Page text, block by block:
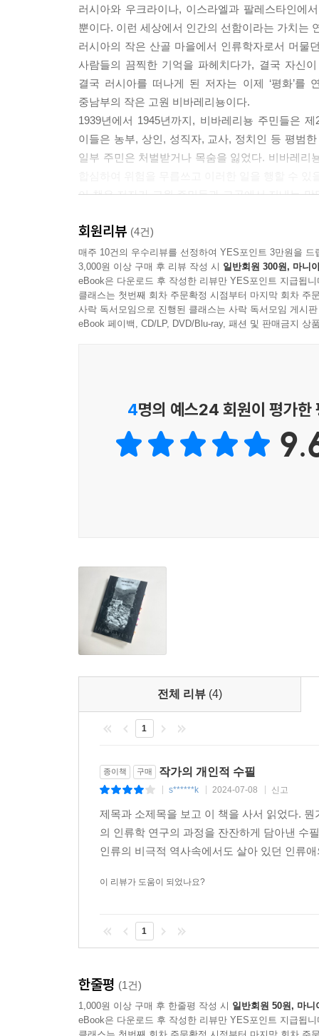
러시아와 우크라이나, 이스라엘과 팔레스타인
뿐이다. 이런 세상에서 인간의 선함이라는 가치는
러시아의 작은 산골 마을에서 인류학자로서 머물
사람들의 끔찍한 기억을 파헤치다가, 결국 자신
결국 러시아를 떠나게 된 저자는 이제 ‘평화’
중남부의 작은 고원 비바레리뇽이다.
1939년에서 1945년까지, 비바레리뇽 주민들은
이들은 농부, 상인, 성직자, 교사, 정치인 등 평범
일부 주민은 처벌받거나 목숨을 잃었다. 비바레
이 책은 저자가 고원 주민들과 그곳에서 지내는
고원이 품은 이야기를 들어보자. 폭력과 혐오에
비로소 배우게 될 것이다.
생을 구원하고 이끄는 사랑의 힘
다니엘 트로크메와 ‘작은 귀뚜라미들’
출신이었다. 그러나 전쟁의 분위기가 고조되던
교류하고, 어떤 사상을 좇아 살지 열정적으로 고
여러 방황을 거쳐 결국 그가 다다른 곳은 비바레
개의 별에서 그 꽃 한 송이만 피어나도 그 별들
하늘을 환하게 비추었을 것이다.
저자는 앙투안 드 생텍쥐페리 역시 프랑스 난
위로하려고 『어린 왕자』를 썼다는 사실을 짚
그려달라고 하고 위로를 구한 것처럼, 다니엘의
구했다. 그러나 다니엘이야말로 그 아이들에게 형
여정이었다.
어린 왕자는 말했다. “꽃 한 송이를 사랑하게 된
사람은 이렇게 생각할 거야. ‘저기 어딘가에 나의
아름다움이 우리를 구원하는 이유는, 밤에 고
얼굴의 아름다움이 모든 얼굴을 환하게 밝히기 때
─12장 〈체렘샤의 노래〉 중에서
다니엘의 이야기는 고원에서 시간을 보내는 저
가문 출신이었기 때문도 아니다. 우리가 결국 다
인류학자라는 모자를 내려놓고
고원에 도착한 저자는 주민들에게 그들의 부모나
벽을 맞닥뜨려 난감하던 차에, 저자는 고원에 ‘망
활동을 조사하려고 이 센터의 거주민들과 인연을
회원리뷰 (4건)
매주 10건의 우수리뷰를 선정하여 YES포인트 3만원을 드
3,000원 이상 구매 후 리뷰 작성 시 일반회원 300원, 마니
eBook은 다운로드 후 작성한 리뷰만 YES포인트 지급됩니
클래스는 첫번째 회차 주문확정 시점부터 마지막 회차 주
사락 독서모임으로 진행된 클래스는 사락 독서모임 게시
eBook 페이백, CD/LP, DVD/Blu-ray, 패션 및 판매금지 상
4명의 예스24 회원이 평가한
전체 리뷰 (4)
1
종이책 구매 작가의 개인적 수필
s******k 2024-07-08 신고
제목과 소제목을 보고 이 책을 사서 읽었다.
의 인류학 연구의 과정을 잔잔하게 담아낸 수
인류의 비극적 역사속에서도 살아 있던 인류
이 리뷰가 도움이 되었나요?
1
한줄평 (1건)
1,000원 이상 구매 후 한줄평 작성 시 일반회원 50원, 마니
eBook은 다운로드 후 작성한 리뷰만 YES포인트 지급됩니